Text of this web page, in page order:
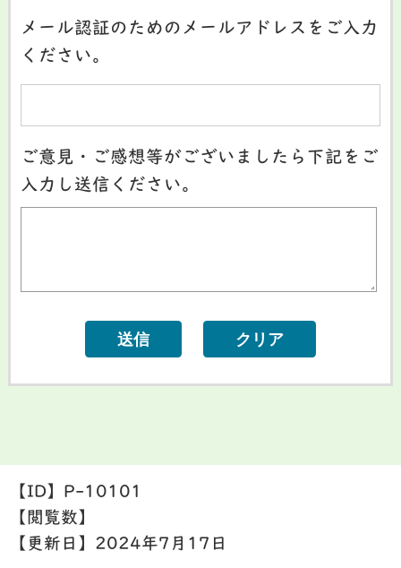
メール認証のためのメールアドレスをご入力
ください。
ご意見・ご感想等がございましたら下記をご
入力し送信ください。
【ID】 P-10101
【閲覧数】
【更新日】 2024年7月17日